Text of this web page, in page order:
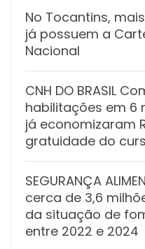
No Tocantins,
já possuem a
Nacional
CNH DO BRASIL
habilitações em 6
já economizaram
gratuidade do
SEGURANÇA
cerca de 3,6
da situação de
entre 2022 e 2024